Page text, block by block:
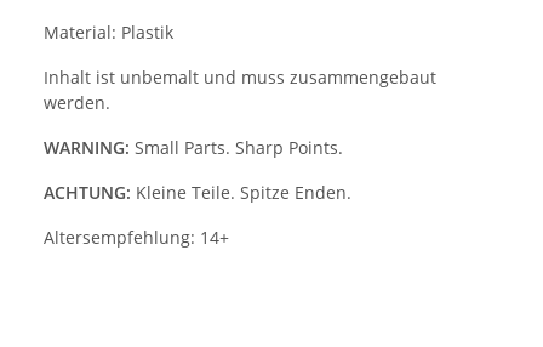
Material: Plastik
Inhalt ist unbemalt und muss zusammengebaut
werden.
WARNING: Small Parts. Sharp Points.
ACHTUNG: Kleine Teile. Spitze Enden.
Altersempfehlung: 14+